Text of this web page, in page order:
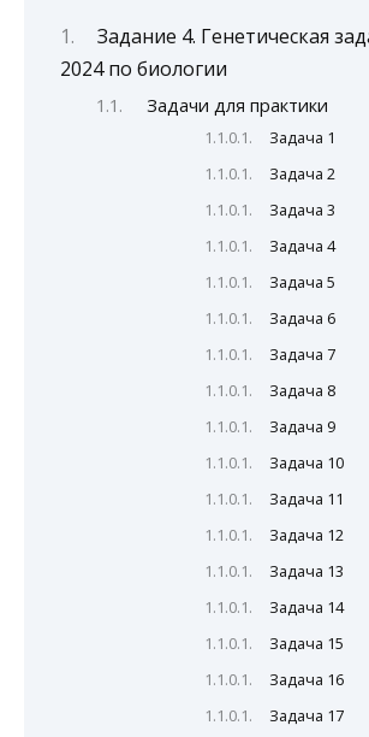
Задание 4. Генетическая
2024 по биологии
Задачи для практики
Задача 1
Задача 2
Задача 3
Задача 4
Задача 5
Задача 6
Задача 7
Задача 8
Задача 9
Задача 10
Задача 11
Задача 12
Задача 13
Задача 14
Задача 15
Задача 16
Задача 17